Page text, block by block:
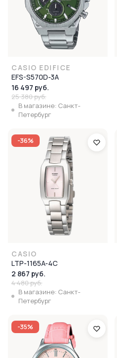
CASIO EDIFICE
EFS-S570D-3A
16 497 руб.
25 380 руб.
В магазине: Санкт-
Петербург
-36%
CASIO
LTP-1165A-4C
2 867 руб.
4 480 руб.
В магазине: Санкт-
Петербург
-35%